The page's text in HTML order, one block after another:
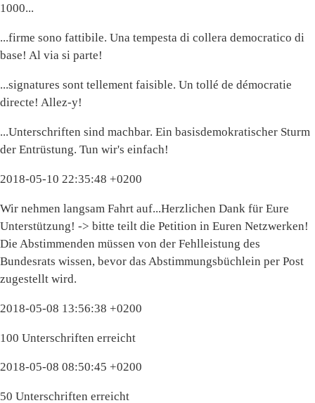
1000...
...firme sono fattibile. Una tempesta di collera democratico di
base! Al via si parte!
...signatures sont tellement faisible. Un tollé de démocratie
directe! Allez-y!
...Unterschriften sind machbar. Ein basisdemokratischer Sturm
der Entrüstung. Tun wir's einfach!
2018-05-10 22:35:48 +0200
Wir nehmen langsam Fahrt auf...Herzlichen Dank für Eure
Unterstützung! -> bitte teilt die Petition in Euren Netzwerken!
Die Abstimmenden müssen von der Fehlleistung des
Bundesrats wissen, bevor das Abstimmungsbüchlein per Post
zugestellt wird.
2018-05-08 13:56:38 +0200
100 Unterschriften erreicht
2018-05-08 08:50:45 +0200
50 Unterschriften erreicht